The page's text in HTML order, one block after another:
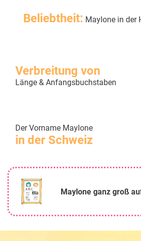
Beliebtheit: Maylone in der
Verbreitung von
Länge & Anfangsbuchstaben
Der Vorname Maylone
in der Schweiz
Maylone ganz groß